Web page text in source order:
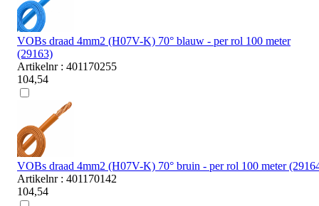
VOBs draad 4mm2 (H07V-K) 70° blauw - per rol 100 meter
(29163)
Artikelnr : 401170255
104,54
VOBs draad 4mm2 (H07V-K) 70° bruin - per rol 100 meter
Artikelnr : 401170142
104,54